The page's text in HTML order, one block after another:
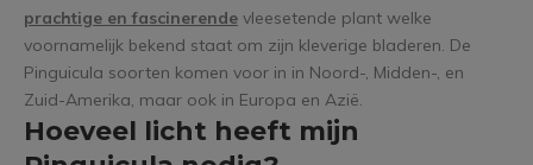
prachtige en fascinerende vleesetende plant welke
voornamelijk bekend staat om zijn kleverige bladeren. De
Pinguicula soorten komen voor in in Noord-, Midden-, en
Zuid-Amerika, maar ook in Europa en Azië.
Hoeveel licht heeft mijn